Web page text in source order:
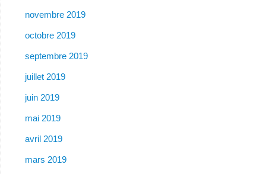
novembre 2019
octobre 2019
septembre 2019
juillet 2019
juin 2019
mai 2019
avril 2019
mars 2019